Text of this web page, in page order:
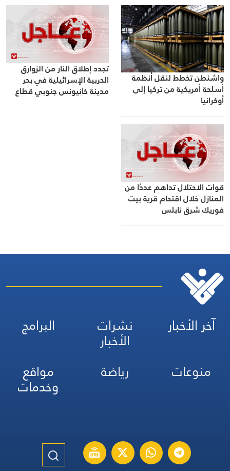
واشنطن تخطط لنقل أنظمة
أسلحة أمريكية من تركيا إلى
أوكرانيا
تجدد إطلاق النار من الزوارق
الحربية الإسرائيلية في بحر
مدينة خانيونس جنوبي قطاع
قوات الاحتلال تداهم عددًا من
المنازل خلال اقتحام قرية بيت
فوريك شرق نابلس
آخر الأخبار نشرات
الأخبار
البرامج
منوعات
رياضة مواقع
وخدمات